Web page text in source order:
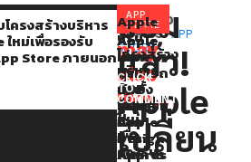
ครงสร้างบริหาร
หม่เพื่อรองรับ
Store ภายนอก
APP
STORE
ยอม
แล้ว!
Apple
เปลี่ยน
Apple
ประกาศ
เปลี่ยน
กฎ
ยอม
ให้
You
may
also
like...
Apple
ปรับ
โครงสร้าง
บริหาร
App
Store
ใหม่
เพื่อ
รองรับ
Apple
เริ่ม
ลบ
แอป
VPN
ออก
จาก
App
Apple
ประกาศ
ผู้
ชนะ
รางวัล
Apple
Design
Awards
Apple
เผย
สามารถ
ยับยั้ง
ธุรกรรม
ที่
อาจ
เป็นการ
RELATED
TOPICS: APP
STORE
CLICK
TO
COMMENT